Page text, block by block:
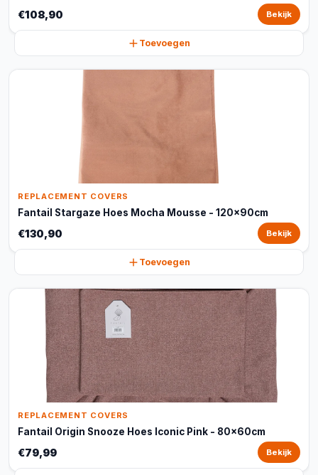
€108,90 Bekijk
Toevoegen
REPLACEMENT COVERS
Fantail Stargaze Hoes Mocha Mousse - 120x90cm
€130,90 Bekijk
Toevoegen
REPLACEMENT COVERS
Fantail Origin Snooze Hoes Iconic Pink - 80x60cm
€79,99 Bekijk